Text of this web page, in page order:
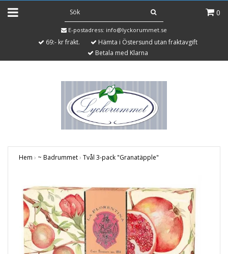
0
E-postadress: info@lyckorummet.se
69:- kr frakt.
Hämta i Östersund utan fraktavgift
Betala med Klarna
Hem › ~ Badrummet› Tvål 3-pack "Granatäpple"